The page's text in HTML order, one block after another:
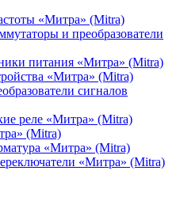
«Митра» (Mitra)
и преобразователи
питания «Митра» (Mitra)
«Митра» (Mitra)
сигналов
реле «Митра» (Mitra)
(Mitra)
«Митра» (Mitra)
«Митра» (Mitra)